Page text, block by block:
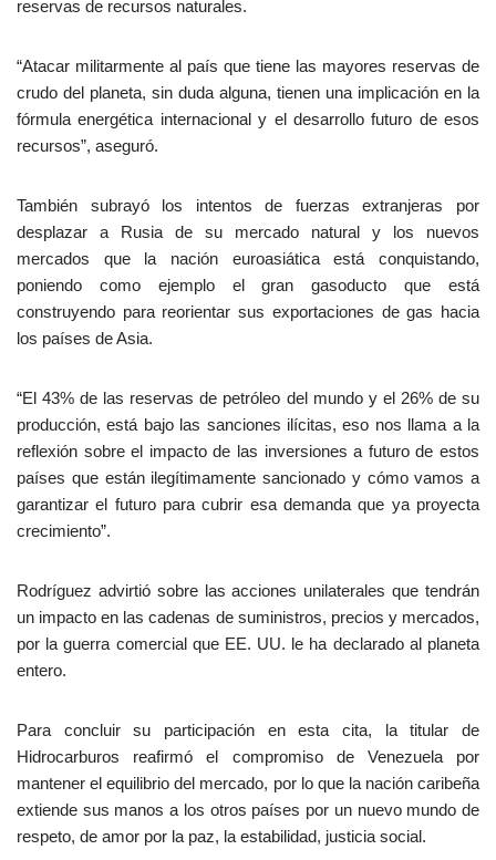
reservas de recursos naturales.
“Atacar militarmente al país que tiene las mayores reservas de
crudo del planeta, sin duda alguna, tienen una implicación en la
fórmula energética internacional y el desarrollo futuro de esos
recursos”, aseguró.
También subrayó los intentos de fuerzas extranjeras por
desplazar a Rusia de su mercado natural y los nuevos
mercados que la nación euroasiática está conquistando,
poniendo como ejemplo el gran gasoducto que está
construyendo para reorientar sus exportaciones de gas hacia
los países de Asia.
“El 43% de las reservas de petróleo del mundo y el 26% de su
producción, está bajo las sanciones ilícitas, eso nos llama a la
reflexión sobre el impacto de las inversiones a futuro de estos
países que están ilegítimamente sancionado y cómo vamos a
garantizar el futuro para cubrir esa demanda que ya proyecta
crecimiento”.
Rodríguez advirtió sobre las acciones unilaterales que tendrán
un impacto en las cadenas de suministros, precios y mercados,
por la guerra comercial que EE. UU. le ha declarado al planeta
entero.
Para concluir su participación en esta cita, la titular de
Hidrocarburos reafirmó el compromiso de Venezuela por
mantener el equilibrio del mercado, por lo que la nación caribeña
extiende sus manos a los otros países por un nuevo mundo de
respeto, de amor por la paz, la estabilidad, justicia social.